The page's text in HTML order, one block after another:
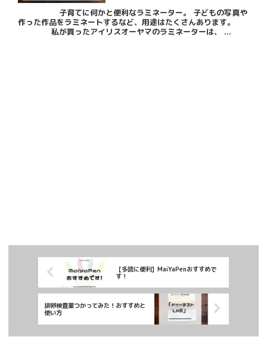
子育てに何かと便利なラミネーター。 子どもの写真や
作った作品をラミネートするなど、用途はたくさんあります。
私が買ったアイリスオーヤマのラミネーターは、 ...
【多読に便利】MaiYaPenおすすめで
す！
排卵検査薬つかってみた！おすすめと
使い方